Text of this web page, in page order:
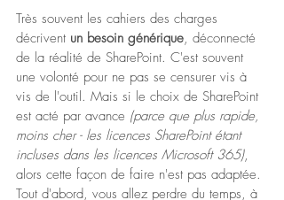
Très souvent les cahiers des charges
décrivent un besoin générique, déconnecté
de la réalité de SharePoint. C'est souvent
une volonté pour ne pas se censurer vis à
vis de l'outil. Mais si le choix de SharePoint
est acté par avance (parce que plus rapide,
moins cher - les licences SharePoint étant
incluses dans les licences Microsoft 365),
alors cette façon de faire n'est pas adaptée.
Tout d'abord, vous allez perdre du temps, à